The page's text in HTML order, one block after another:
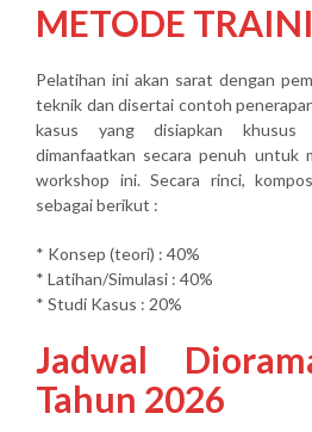
METODE
Pelatihan ini akan sarat dengan
teknik dan disertai contoh
kasus yang disiapkan
dimanfaatkan secara penuh untuk
workshop ini. Secara rinci,
sebagai berikut :
* Konsep (teori) : 40%
* Latihan/Simulasi : 40%
* Studi Kasus : 20%
Jadwal
Tahun 2026